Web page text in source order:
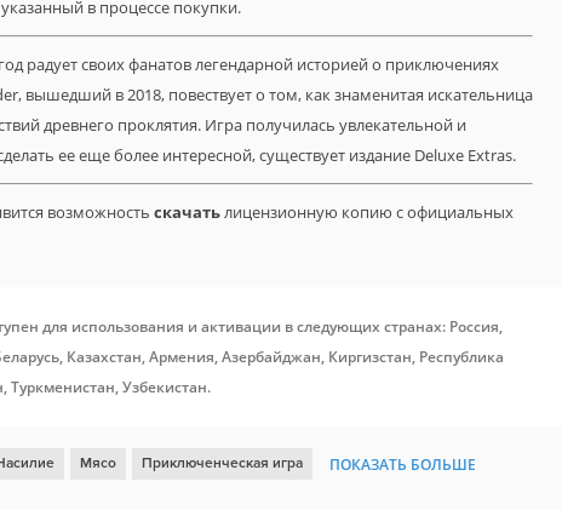
в процессе покупки.
радует своих фанатов легендарной историей о приключениях
вышедший в 2018, повествует о том, как знаменитая искательница
древнего проклятия. Игра получилась увлекательной и
ее еще более интересной, существует издание Deluxe Extras.
возможность скачатьлицензионную копию с официальных
для использования и активации в следующих странах: Россия,
Казахстан, Армения, Азербайджан, Киргизстан, Республика
Туркменистан, Узбекистан.
Мясо Приключенческая игра ПОКАЗАТЬ БОЛЬШЕ